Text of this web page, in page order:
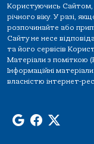
Користуючись Сайтом,
річного віку. У разі,
розпочинайте або
Сайту не несе
та його сервісів
Матеріали з поміткою
Інформаційні
власністю інтернет-